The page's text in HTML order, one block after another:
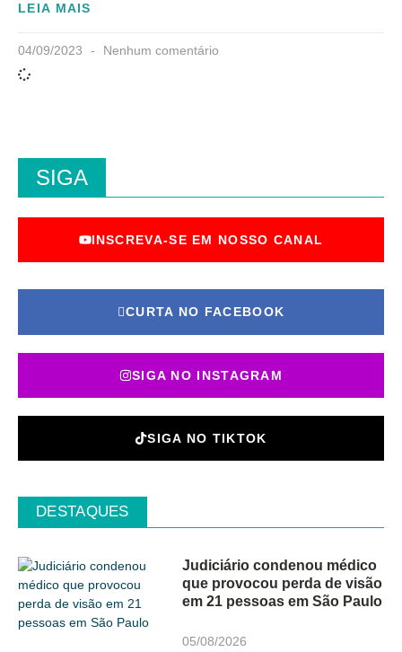
LEIA MAIS
04/09/2023 Nenhum comentário
SIGA
INSCREVA-SE EM NOSSO CANAL
CURTA NO FACEBOOK
SIGA NO INSTAGRAM
SIGA NO TIKTOK
DESTAQUES
Judiciário condenou médico
que provocou perda de visão
em 21 pessoas em São Paulo
05/08/2026